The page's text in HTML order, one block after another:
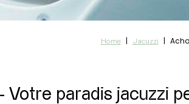
Home | Jacuzzi |
paradis jacuzzi